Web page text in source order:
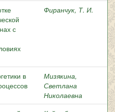
с
Фиранчук, Т. И.
в
Мизякина,
Светлана
Николаевна